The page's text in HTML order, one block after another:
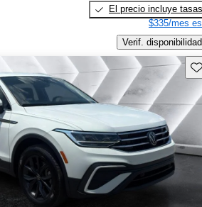
El precio incluye tasas
$335/mes
Verif. disponibilidad